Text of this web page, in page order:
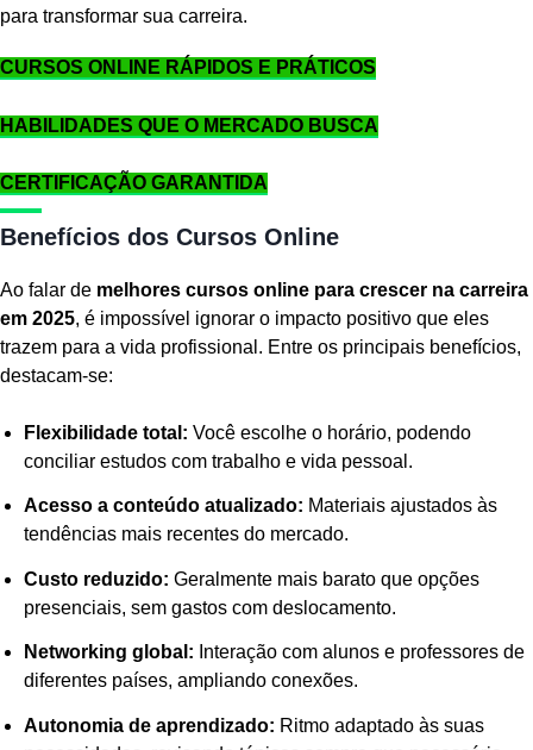
para transformar sua carreira.
CURSOS ONLINE RÁPIDOS E PRÁTICOS
HABILIDADES QUE O MERCADO BUSCA
CERTIFICAÇÃO GARANTIDA
Benefícios dos Cursos Online
Ao falar de melhores cursos online para crescer na carreira
em 2025, é impossível ignorar o impacto positivo que eles
trazem para a vida profissional. Entre os principais benefícios,
destacam-se:
Flexibilidade total: Você escolhe o horário, podendo
conciliar estudos com trabalho e vida pessoal.
Acesso a conteúdo atualizado: Materiais ajustados às
tendências mais recentes do mercado.
Custo reduzido: Geralmente mais barato que opções
presenciais, sem gastos com deslocamento.
Networking global: Interação com alunos e professores de
diferentes países, ampliando conexões.
Autonomia de aprendizado: Ritmo adaptado às suas